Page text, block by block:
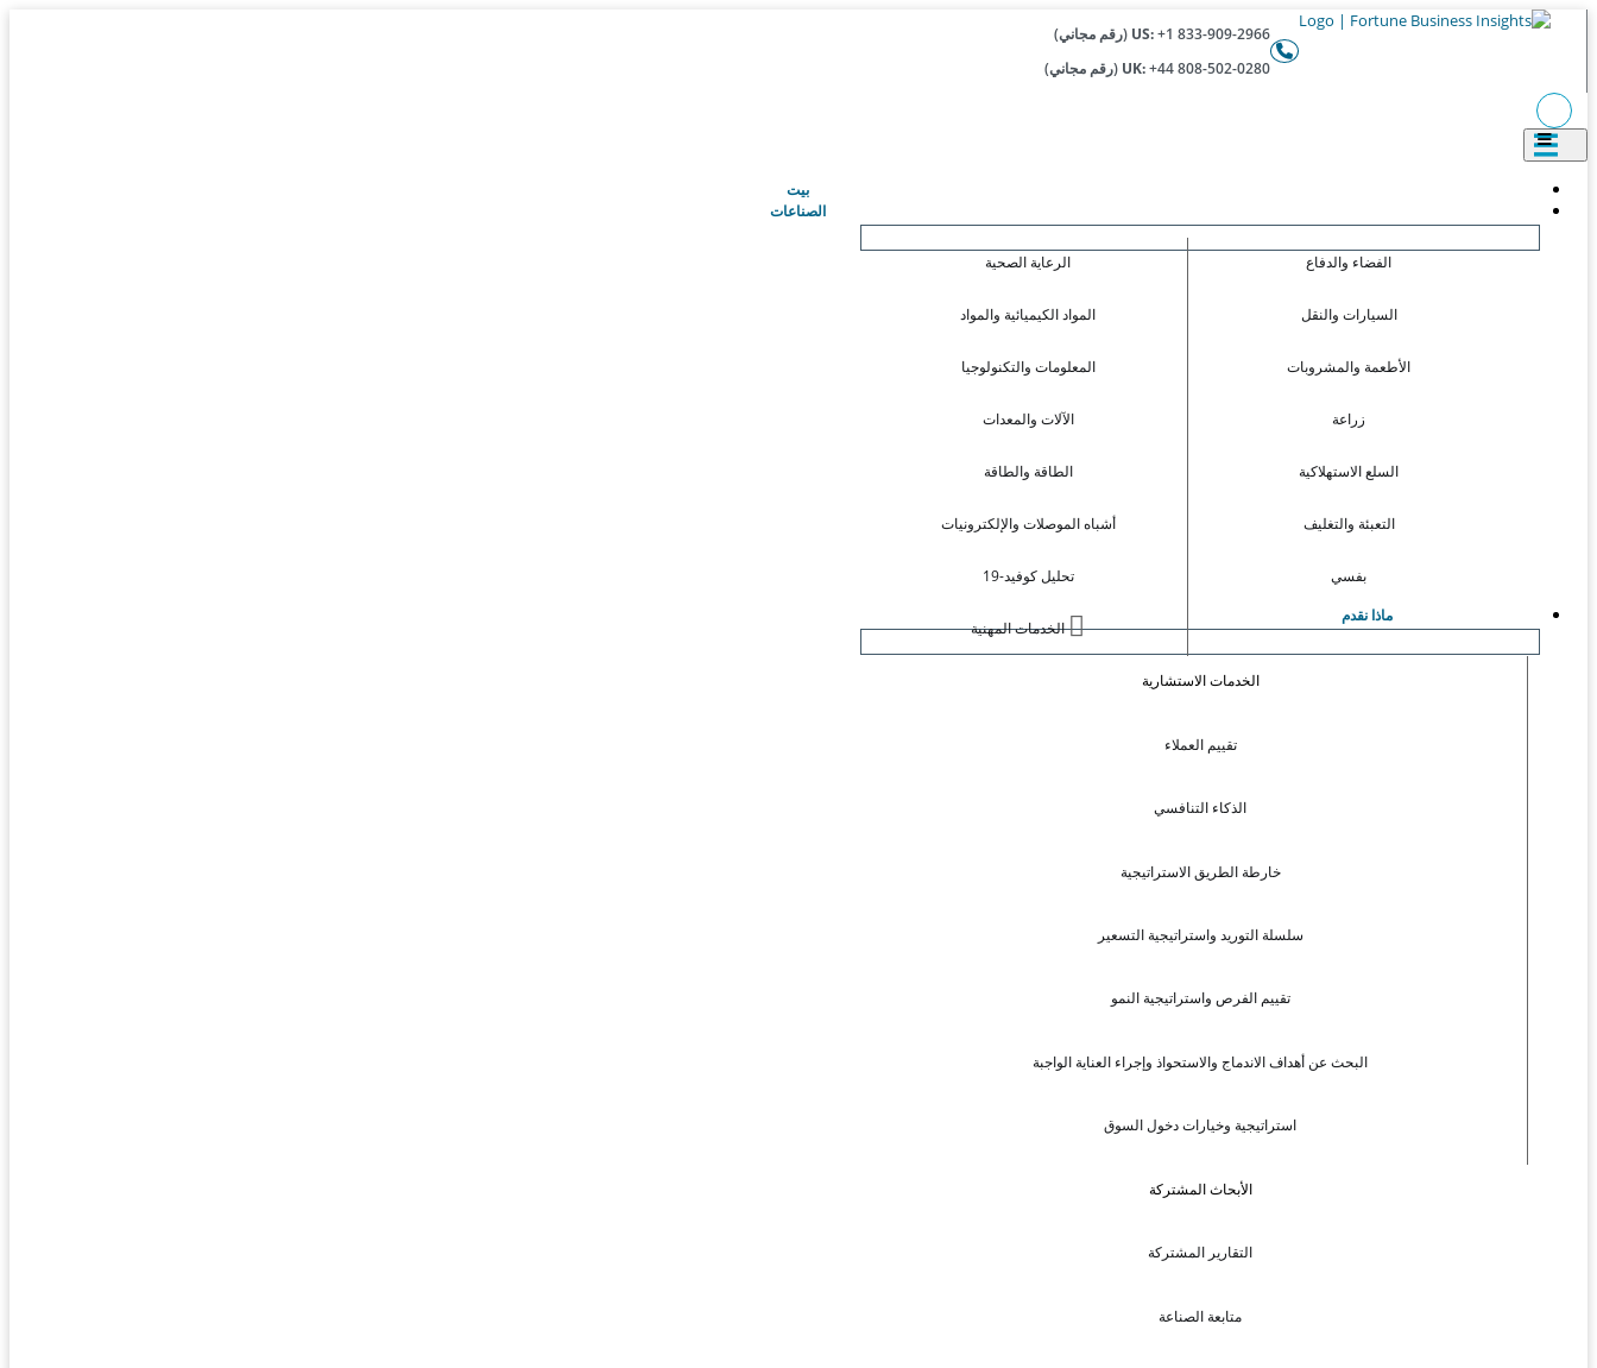
US:+1 833-909-2966 (رقم مجاني)
UK:+44 808-502-0280 (رقم مجاني)
بيت(حاضِر)
الصناعات
الرعاية الصحية
المواد الكيميائية والمواد
المعلومات والتكنولوجيا
الآلات والمعدات
الطاقة والطاقة
أشباه الموصلات والإلكترونيات
تحليل كوفيد-19
الخدمات المهنية
الفضاء والدفاع
السيارات والنقل
الأطعمة والمشروبات
زراعة
السلع الاستهلاكية
التعبئة والتغليف
بفسي
ماذا نقدم
الخدمات الاستشارية
تقييم العملاء
الذكاء التنافسي
خارطة الطريق الاستراتيجية
سلسلة التوريد واستراتيجية التسعير
تقييم الفرص واستراتيجية النمو
البحث عن أهداف الاندماج والاستحواذ وإجراء العناية الواجبة
استراتيجية وخيارات دخول السوق
الأبحاث المشتركة
التقارير المشتركة
متابعة الصناعة